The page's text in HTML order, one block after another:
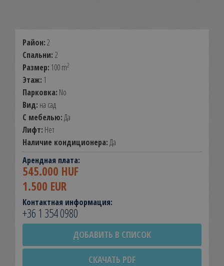
Район:2
Спальни: 2
Размер: 100 m2
Этаж: 1
Парковка: No
Вид: на сад
С мебелью:Да
Лифт: Нет
Наличие кондиционера:Да
Арендная плата:
545.000 HUF
1.500 EUR
Контактная информация:
+36 1 354 0980
ДОБАВИТЬ В СПИСОК
СКАЧАТЬ PDF